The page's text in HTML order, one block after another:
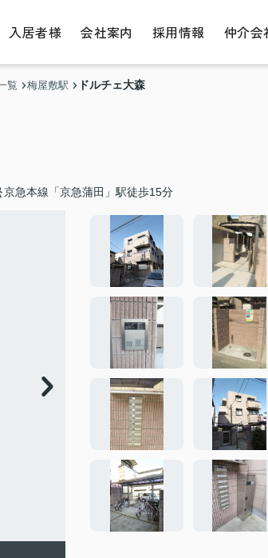
入居者様 会社案内 採用情報 仲介会
覧 梅屋敷駅 ドルチェ大森
京急本線「京急蒲田」駅徒歩15分